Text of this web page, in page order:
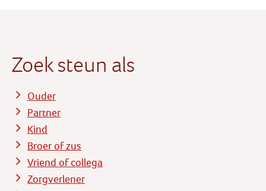
Zoek steun als
Ouder
Partner
Kind
Broer of zus
Vriend of collega
Zorgverlener